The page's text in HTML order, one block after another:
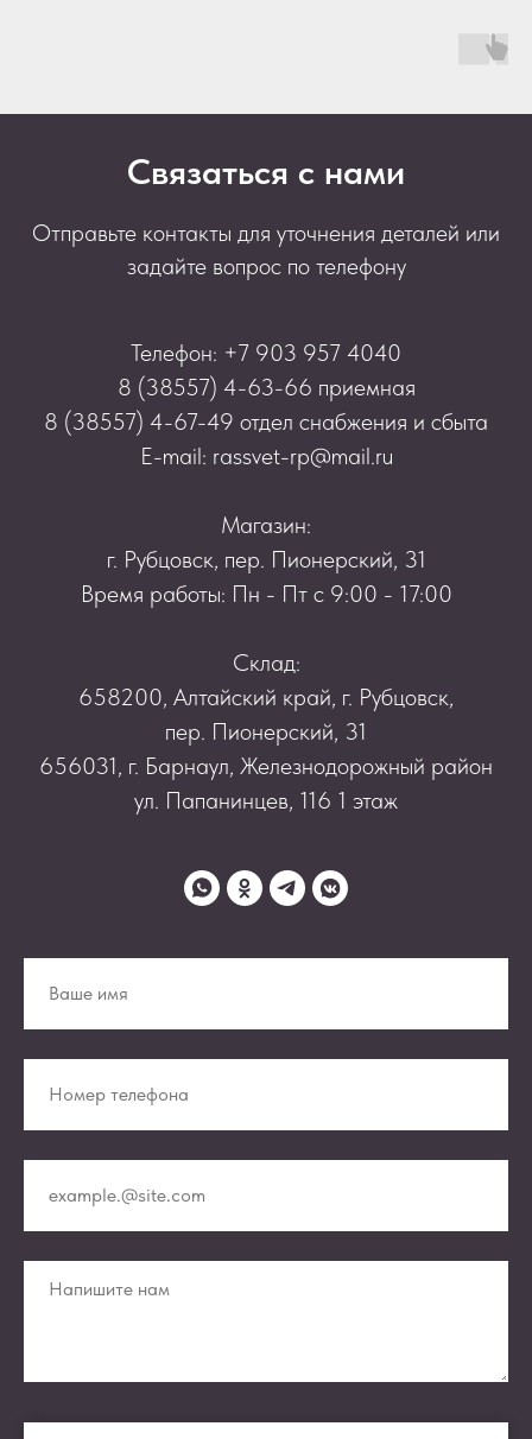
Связаться с нами
Отправьте контакты для уточнения деталей или
задайте вопрос по телефону
Телефон: +7 903 957 4040
8 (38557) 4-63-66 приемная
8 (38557) 4-67-49 отдел снабжения и сбыта
E-mail: rassvet-rp@mail.ru
Магазин:
г. Рубцовск, пер. Пионерский, 31
Время работы: Пн - Пт с 9:00 - 17:00
Склад:
658200, Алтайский край, г. Рубцовск,
пер. Пионерский, 31
656031, г. Барнаул, Железнодорожный район
​ул. Папанинцев, 116​ 1 этаж